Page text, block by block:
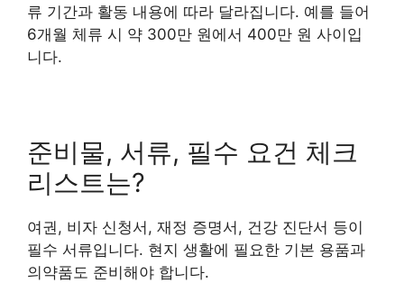
류 기간과 활동 내용에 따라 달라집니다. 예를 들어
6개월 체류 시 약 300만 원에서 400만 원 사이입
니다.
준비물, 서류, 필수 요건 체크
리스트는?
여권, 비자 신청서, 재정 증명서, 건강 진단서 등이
필수 서류입니다. 현지 생활에 필요한 기본 용품과
의약품도 준비해야 합니다.